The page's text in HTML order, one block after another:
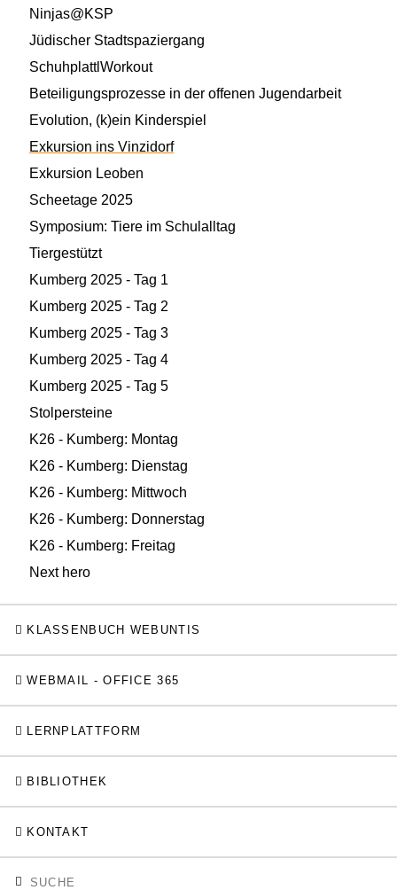
Ninjas@KSP
Jüdischer Stadtspaziergang
SchuhplattlWorkout
Beteiligungsprozesse in der offenen Jugendarbeit
Evolution, (k)ein Kinderspiel
Exkursion ins Vinzidorf
Exkursion Leoben
Scheetage 2025
Symposium: Tiere im Schulalltag
Tiergestützt
Kumberg 2025 - Tag 1
Kumberg 2025 - Tag 2
Kumberg 2025 - Tag 3
Kumberg 2025 - Tag 4
Kumberg 2025 - Tag 5
Stolpersteine
K26 - Kumberg: Montag
K26 - Kumberg: Dienstag
K26 - Kumberg: Mittwoch
K26 - Kumberg: Donnerstag
K26 - Kumberg: Freitag
Next hero
KLASSENBUCH WEBUNTIS
WEBMAIL - OFFICE 365
LERNPLATTFORM
BIBLIOTHEK
KONTAKT